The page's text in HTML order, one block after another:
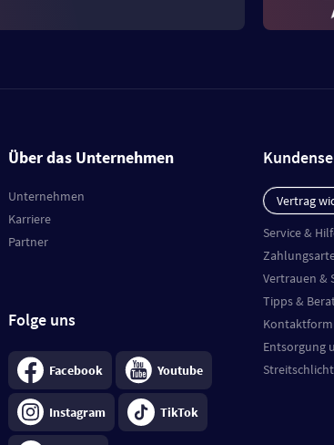
Über das Unternehmen
Unternehmen
Karriere
Partner
Folge uns
Facebook Youtube
Instagram TikTok
Vertrag
Service &
Vertrauen &
Tipps &
Entsorgung